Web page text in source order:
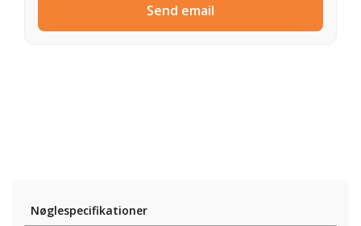
Send email
Nøglespecifikationer